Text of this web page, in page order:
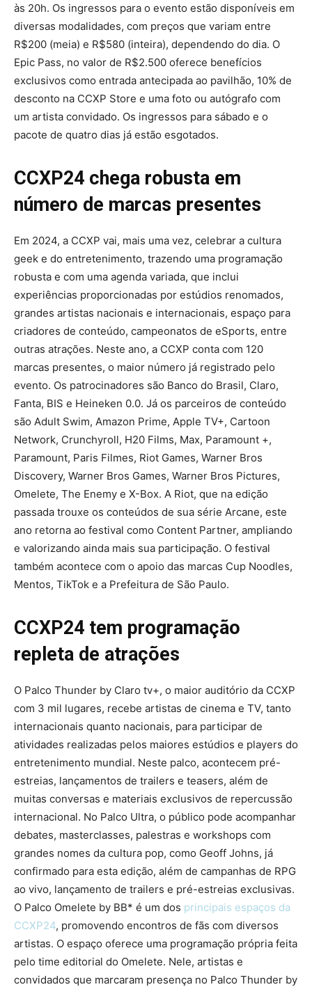
às 20h. Os ingressos para o evento estão disponíveis em
diversas modalidades, com preços que variam entre
R$200 (meia) e R$580 (inteira), dependendo do dia. O
Epic Pass, no valor de R$2.500 oferece benefícios
exclusivos como entrada antecipada ao pavilhão, 10% de
desconto na CCXP Store e uma foto ou autógrafo com
um artista convidado. Os ingressos para sábado e o
pacote de quatro dias já estão esgotados.
CCXP24 chega robusta em
número de marcas presentes
Em 2024, a CCXP vai, mais uma vez, celebrar a cultura
geek e do entretenimento, trazendo uma programação
robusta e com uma agenda variada, que inclui
experiências proporcionadas por estúdios renomados,
grandes artistas nacionais e internacionais, espaço para
criadores de conteúdo, campeonatos de eSports, entre
outras atrações. Neste ano, a CCXP conta com 120
marcas presentes, o maior número já registrado pelo
evento. Os patrocinadores são Banco do Brasil, Claro,
Fanta, BIS e Heineken 0.0. Já os parceiros de conteúdo
são Adult Swim, Amazon Prime, Apple TV+, Cartoon
Network, Crunchyroll, H20 Films, Max, Paramount +,
Paramount, Paris Filmes, Riot Games, Warner Bros
Discovery, Warner Bros Games, Warner Bros Pictures,
Omelete, The Enemy e X-Box. A Riot, que na edição
passada trouxe os conteúdos de sua série Arcane, este
ano retorna ao festival como Content Partner, ampliando
e valorizando ainda mais sua participação. O festival
também acontece com o apoio das marcas Cup Noodles,
Mentos, TikTok e a Prefeitura de São Paulo.
CCXP24 tem programação
repleta de atrações
O Palco Thunder by Claro tv+, o maior auditório da CCXP
com 3 mil lugares, recebe artistas de cinema e TV, tanto
internacionais quanto nacionais, para participar de
atividades realizadas pelos maiores estúdios e players do
entretenimento mundial. Neste palco, acontecem pré-
estreias, lançamentos de trailers e teasers, além de
muitas conversas e materiais exclusivos de repercussão
internacional. No Palco Ultra, o público pode acompanhar
debates, masterclasses, palestras e workshops com
grandes nomes da cultura pop, como Geoff Johns, já
confirmado para esta edição, além de campanhas de RPG
ao vivo, lançamento de trailers e pré-estreias exclusivas.
O Palco Omelete by BB* é um dos principais espaços da
CCXP24, promovendo encontros de fãs com diversos
artistas. O espaço oferece uma programação própria feita
pelo time editorial do Omelete. Nele, artistas e
convidados que marcaram presença no Palco Thunder by